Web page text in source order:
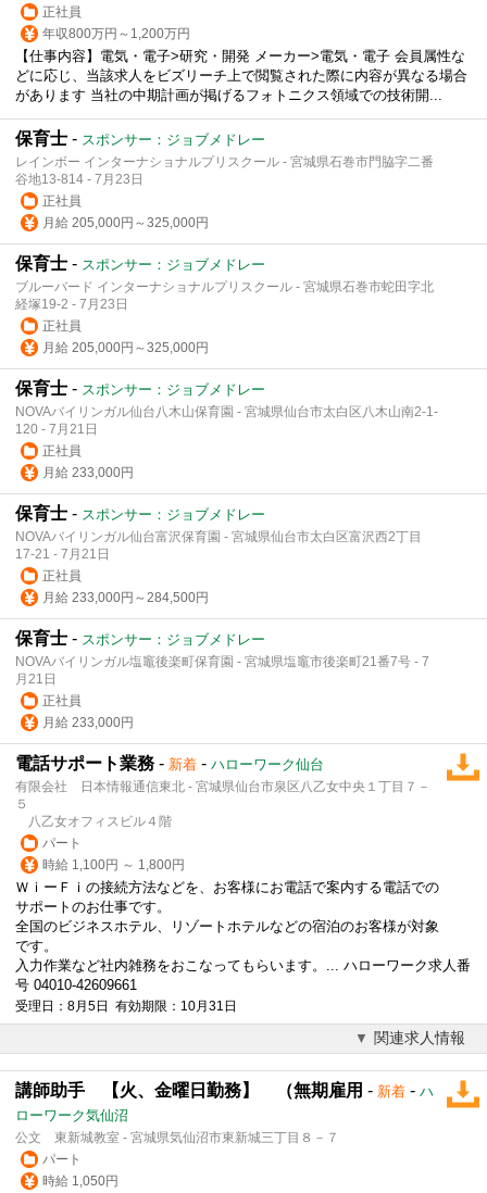
正社員
年収800万円～1,200万円
【仕事内容】電気・電子>研究・開発 メーカー>電気・電子 会員属性な
どに応じ、当該求人をビズリーチ上で閲覧された際に内容が異なる場合
があります 当社の中期計画が掲げるフォトニクス領域での技術開...
保育士 - スポンサー：ジョブメドレー
レインボー インターナショナルプリスクール - 宮城県石巻市門脇字二番
谷地13-814 - 7月23日
正社員
月給 205,000円～325,000円
保育士 - スポンサー：ジョブメドレー
ブルーバード インターナショナルプリスクール - 宮城県石巻市蛇田字北
経塚19-2 - 7月23日
正社員
月給 205,000円～325,000円
保育士 - スポンサー：ジョブメドレー
NOVAバイリンガル仙台八木山保育園 - 宮城県仙台市太白区八木山南2-1-
120 - 7月21日
正社員
月給 233,000円
保育士 - スポンサー：ジョブメドレー
NOVAバイリンガル仙台富沢保育園 - 宮城県仙台市太白区富沢西2丁目
17-21 - 7月21日
正社員
月給 233,000円～284,500円
保育士 - スポンサー：ジョブメドレー
NOVAバイリンガル塩竈後楽町保育園 - 宮城県塩竈市後楽町21番7号 - 7
月21日
正社員
月給 233,000円
電話サポート業務 - 新着 - ハローワーク仙台
有限会社 日本情報通信東北 - 宮城県仙台市泉区八乙女中央１丁目７－
５
八乙女オフィスビル４階
パート
時給 1,100円 ～ 1,800円
ＷｉーＦｉの接続方法などを、お客様にお電話で案内する電話での
サポートのお仕事です。
全国のビジネスホテル、リゾートホテルなどの宿泊のお客様が対象
です。
入力作業など社内雑務をおこなってもらいます。... ハローワーク求人番
号 04010-42609661
受理日：8月5日 有効期限：10月31日
関連求人情報
講師助手 【火、金曜日勤務】 （無期雇用 - 新着 - ハ
ローワーク気仙沼
公文 東新城教室 - 宮城県気仙沼市東新城三丁目８－７
パート
時給 1,050円